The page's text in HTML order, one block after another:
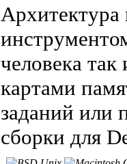
человека
картами
заданий или
сборки для